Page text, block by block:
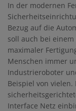
In der modernen
Bezug auf die
soll auch bei
maximaler
Menschen immer
Industrieroboter
Beispiel von vielen.
Interface Netz